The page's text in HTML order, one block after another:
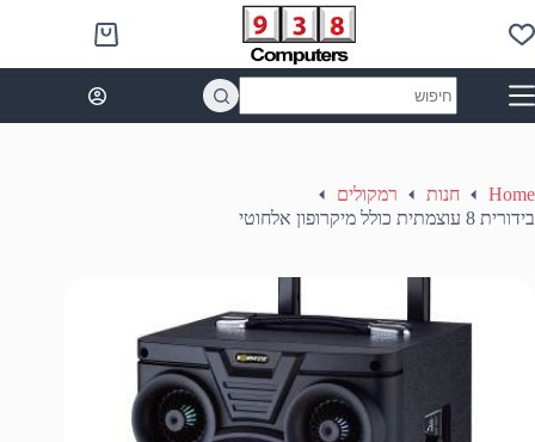
to
content
Shopping
cart
results
Home חנות
רמקולים
בידורית 8 עוצמתית כולל מיקרופון אלחוטי